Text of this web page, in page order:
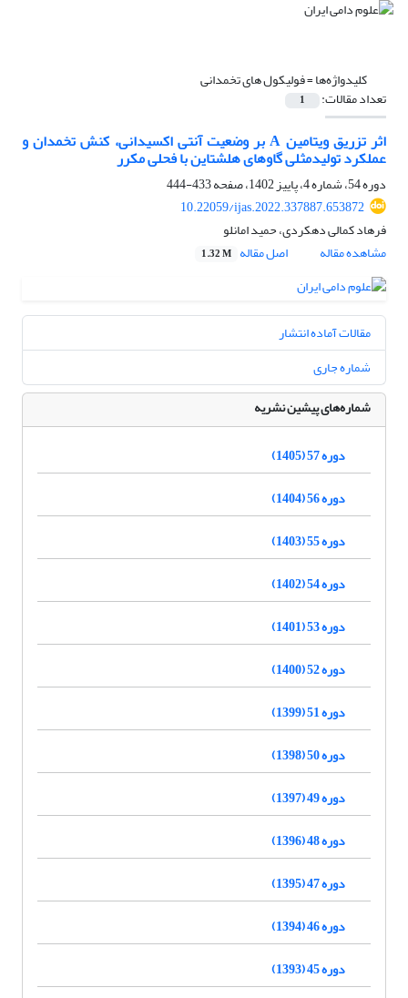
کلیدواژه‌ها =فولیکول های تخمدانی
تعداد مقالات: 1
اثر تزریق ویتامین A بر وضعیت آنتی اکسیدانی، کنش تخمدان و
عملکرد تولیدمثلی گاوهای هلشتاین با فحلی مکرر
دوره 54، شماره 4، پاییز 1402، صفحه
433-444
10.22059/ijas.2022.337887.653872
فرهاد کمالی دهکردی، حمید امانلو
مشاهده مقاله
اصل مقاله 1.32 M
مقالات آماده انتشار
شماره جاری
شماره‌های پیشین نشریه
دوره 57 (1405)
دوره 56 (1404)
دوره 55 (1403)
دوره 54 (1402)
دوره 53 (1401)
دوره 52 (1400)
دوره 51 (1399)
دوره 50 (1398)
دوره 49 (1397)
دوره 48 (1396)
دوره 47 (1395)
دوره 46 (1394)
دوره 45 (1393)